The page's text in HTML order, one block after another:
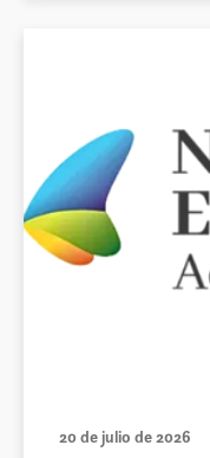
20 de julio de 2026